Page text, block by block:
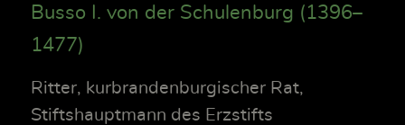
Busso I. von der Schulenburg (1396–
1477)
Ritter, kurbrandenburgischer Rat,
Stiftshauptmann des Erzstifts